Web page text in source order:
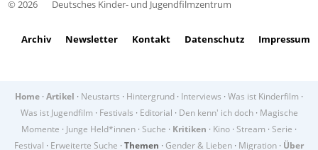
© 2026 Deutsches Kinder- und Jugendfilmzentrum
Archiv Newsletter Kontakt Datenschutz Impressum
Home · Artikel · Neustarts · Hintergrund · Interviews · Was ist Kinderfilm ·
Was ist Jugendfilm · Festivals · Editorial · Den kenn' ich doch· Magische
Momente · Junge Held*innen · Suche · Kritiken · Kino · Stream · Serie ·
Festival · Erweiterte Suche · Themen · Gender & Lieben · Migration · Über